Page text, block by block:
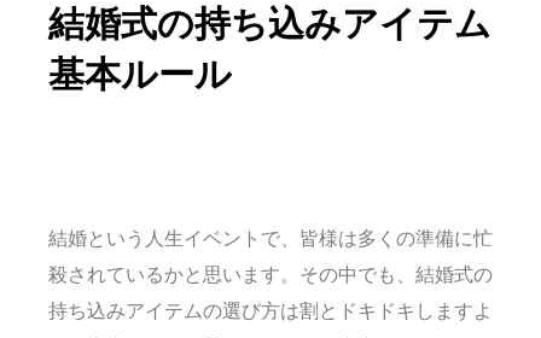
結婚式の持ち込みアイテム
基本ルール
結婚という人生イベントで、皆様は多くの準備に忙
殺されているかと思います。その中でも、結婚式の
持ち込みアイテムの選び方は割とドキドキしますよ